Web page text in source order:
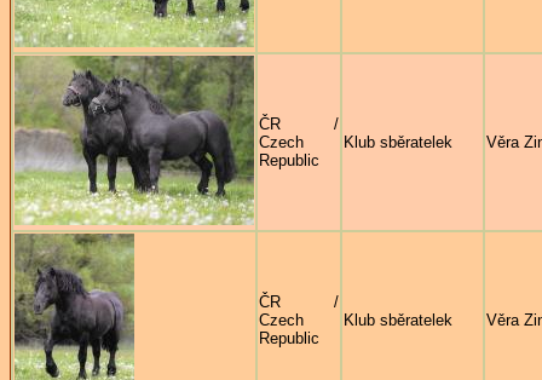
ČR /
Czech
Republic
Klub sběratelek Věra
ČR /
Czech
Republic
Klub sběratelek Věra